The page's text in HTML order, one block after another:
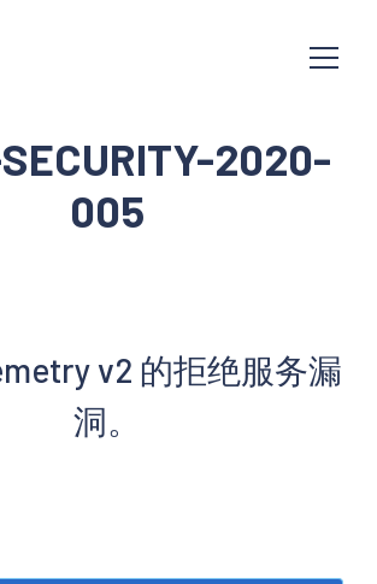
2020-
005
v2 的拒绝服务漏
洞。